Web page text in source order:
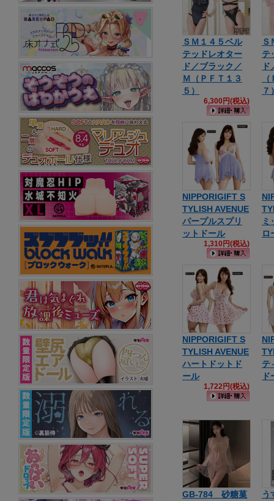
ＳＭ１４５ベル
テッドレオター
ド／ブラック／
Ｍ（ＰＦＴ１３
５）
6,300円(税込)
Ｓ
テ
７
NIPPORIGIFT S
TYLISH AVENUE
パープルスプリ
ットドール
1,310円(税込)
ミ
ロ
NIPPORIGIFT S
TYLISH AVENUE
ハートドットド
ール
1,722円(税込)
テ
ド
GB-784 砂糖菓
う